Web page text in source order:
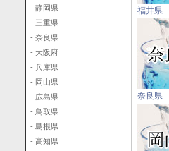
- 静岡県
- 三重県
- 奈良県
- 大阪府
- 兵庫県
- 岡山県
- 広島県
- 鳥取県
- 島根県
- 高知県
福井県
奈良県